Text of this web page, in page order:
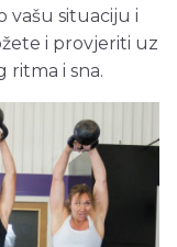
vašu situaciju i
i provjeriti uz
ritma i sna.